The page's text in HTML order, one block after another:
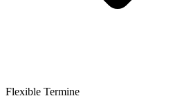
Flexible Termine